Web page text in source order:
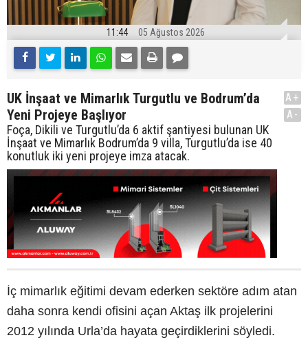
11:44 05 Ağustos 2026
UK İnşaat ve Mimarlık Turgutlu ve Bodrum’da
Yeni Projeye Başlıyor
Foça, Dikili ve Turgutlu’da 6 aktif şantiyesi bulunan UK
İnşaat ve Mimarlık Bodrum’da 9 villa, Turgutlu’da ise 40
konutluk iki yeni projeye imza atacak.
A+
A-
İç mimarlık eğitimi devam ederken sektöre adım atan
daha sonra kendi ofisini açan Aktaş ilk projelerini
2012 yılında Urla’da hayata geçirdiklerini söyledi.